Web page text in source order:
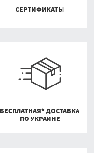
СЕРТИФИКАТЫ
БЕСПЛАТНАЯ* ДОСТАВКА
ПО УКРАИНЕ